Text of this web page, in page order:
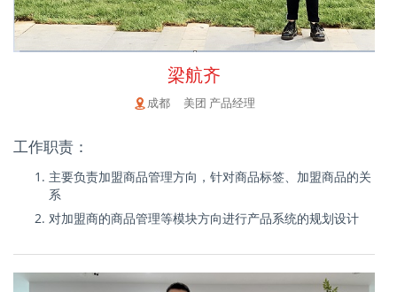
梁航齐
成都 美团 产品经理
工作职责：
主要负责加盟商品管理方向，针对商品标签、加盟商品的关
系
对加盟商的商品管理等模块方向进行产品系统的规划设计